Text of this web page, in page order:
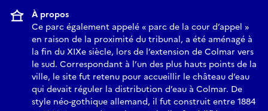
À propos
Ce parc également appelé « parc de la cour d’appel »
en raison de la proximité du tribunal, a été aménagé à
la fin du XIXe siècle, lors de l’extension de Colmar vers
le sud. Correspondant à l’un des plus hauts points de la
ville, le site fut retenu pour accueillir le château d’eau
qui devait réguler la distribution d’eau à Colmar. De
style néo-gothique allemand, il fut construit entre 1884